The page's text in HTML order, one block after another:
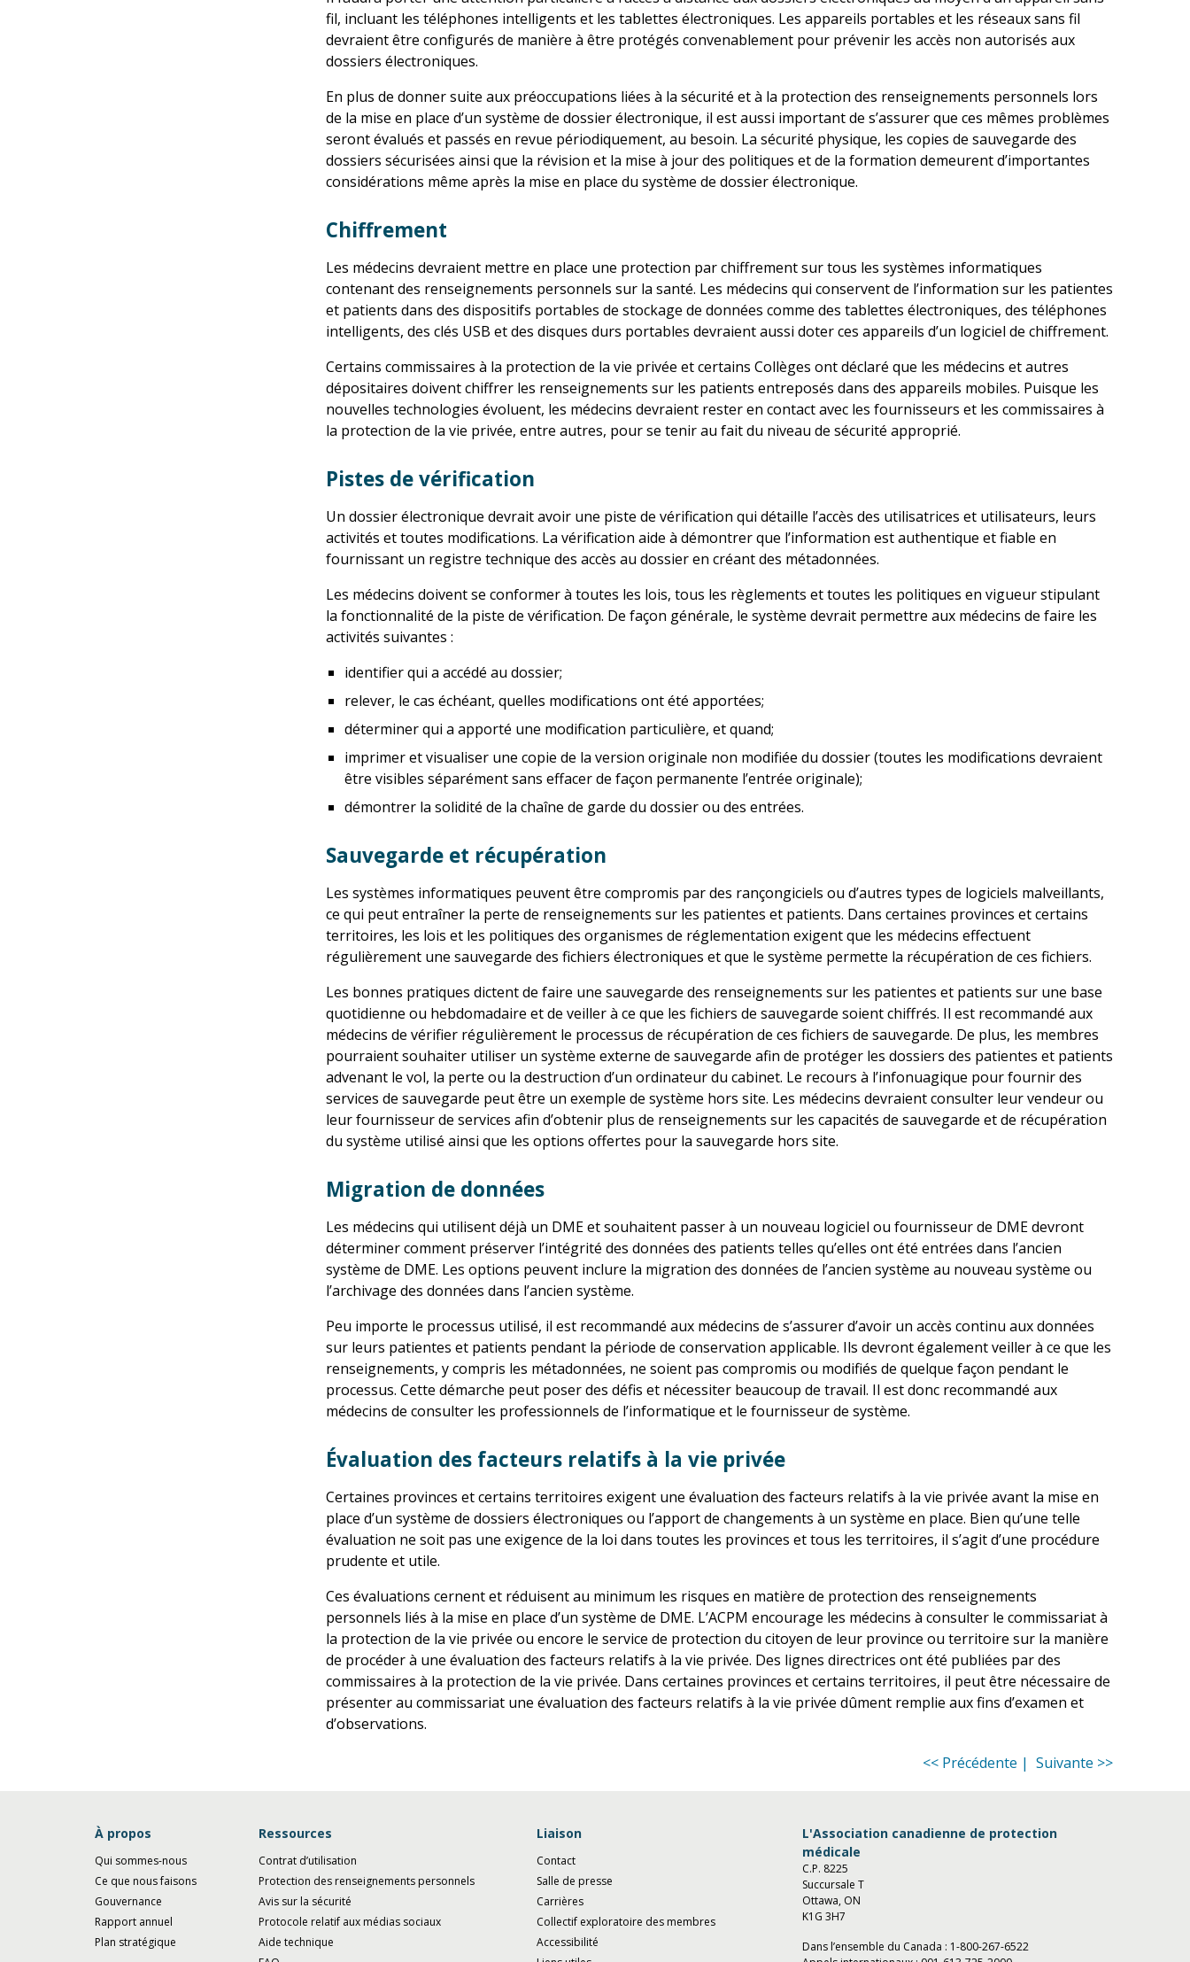
fil, incluant les téléphones intelligents et les tablettes électroniques. Les appareils portables et les réseaux sans fil
devraient être configurés de manière à être protégés convenablement pour prévenir les accès non autorisés aux
dossiers électroniques.
En plus de donner suite aux préoccupations liées à la sécurité et à la protection des renseignements personnels lors
de la mise en place d’un système de dossier électronique, il est aussi important de s’assurer que ces mêmes problèmes
seront évalués et passés en revue périodiquement, au besoin. La sécurité physique, les copies de sauvegarde des
dossiers sécurisées ainsi que la révision et la mise à jour des politiques et de la formation demeurent d’importantes
considérations même après la mise en place du système de dossier électronique.
Chiffrement
Les médecins devraient mettre en place une protection par chiffrement sur tous les systèmes informatiques
contenant des renseignements personnels sur la santé. Les médecins qui conservent de l’information sur les patientes
et patients dans des dispositifs portables de stockage de données comme des tablettes électroniques, des téléphones
intelligents, des clés USB et des disques durs portables devraient aussi doter ces appareils d’un logiciel de chiffrement.
Certains commissaires à la protection de la vie privée et certains Collèges ont déclaré que les médecins et autres
dépositaires doivent chiffrer les renseignements sur les patients entreposés dans des appareils mobiles. Puisque les
nouvelles technologies évoluent, les médecins devraient rester en contact avec les fournisseurs et les commissaires à
la protection de la vie privée, entre autres, pour se tenir au fait du niveau de sécurité approprié.
Pistes de vérification
Un dossier électronique devrait avoir une piste de vérification qui détaille l’accès des utilisatrices et utilisateurs, leurs
activités et toutes modifications. La vérification aide à démontrer que l’information est authentique et fiable en
fournissant un registre technique des accès au dossier en créant des métadonnées.
Les médecins doivent se conformer à toutes les lois, tous les règlements et toutes les politiques en vigueur stipulant
la fonctionnalité de la piste de vérification. De façon générale, le système devrait permettre aux médecins de faire les
activités suivantes :
identifier qui a accédé au dossier;
relever, le cas échéant, quelles modifications ont été apportées;
déterminer qui a apporté une modification particulière, et quand;
imprimer et visualiser une copie de la version originale non modifiée du dossier (toutes les modifications devraient
être visibles séparément sans effacer de façon permanente l’entrée originale);
démontrer la solidité de la chaîne de garde du dossier ou des entrées.
Sauvegarde et récupération
Les systèmes informatiques peuvent être compromis par des rançongiciels ou d’autres types de logiciels malveillants,
ce qui peut entraîner la perte de renseignements sur les patientes et patients. Dans certaines provinces et certains
territoires, les lois et les politiques des organismes de réglementation exigent que les médecins effectuent
régulièrement une sauvegarde des fichiers électroniques et que le système permette la récupération de ces fichiers.
Les bonnes pratiques dictent de faire une sauvegarde des renseignements sur les patientes et patients sur une base
quotidienne ou hebdomadaire et de veiller à ce que les fichiers de sauvegarde soient chiffrés. Il est recommandé aux
médecins de vérifier régulièrement le processus de récupération de ces fichiers de sauvegarde. De plus, les membres
pourraient souhaiter utiliser un système externe de sauvegarde afin de protéger les dossiers des patientes et patients
advenant le vol, la perte ou la destruction d’un ordinateur du cabinet. Le recours à l’infonuagique pour fournir des
services de sauvegarde peut être un exemple de système hors site. Les médecins devraient consulter leur vendeur ou
leur fournisseur de services afin d’obtenir plus de renseignements sur les capacités de sauvegarde et de récupération
du système utilisé ainsi que les options offertes pour la sauvegarde hors site.
Migration de données
Les médecins qui utilisent déjà un DME et souhaitent passer à un nouveau logiciel ou fournisseur de DME devront
déterminer comment préserver l’intégrité des données des patients telles qu’elles ont été entrées dans l’ancien
système de DME. Les options peuvent inclure la migration des données de l’ancien système au nouveau système ou
l’archivage des données dans l’ancien système.
Peu importe le processus utilisé, il est recommandé aux médecins de s’assurer d’avoir un accès continu aux données
sur leurs patientes et patients pendant la période de conservation applicable. Ils devront également veiller à ce que les
renseignements, y compris les métadonnées, ne soient pas compromis ou modifiés de quelque façon pendant le
processus. Cette démarche peut poser des défis et nécessiter beaucoup de travail. Il est donc recommandé aux
médecins de consulter les professionnels de l’informatique et le fournisseur de système.
Évaluation des facteurs relatifs à la vie privée
Certaines provinces et certains territoires exigent une évaluation des facteurs relatifs à la vie privée avant la mise en
place d’un système de dossiers électroniques ou l’apport de changements à un système en place. Bien qu’une telle
évaluation ne soit pas une exigence de la loi dans toutes les provinces et tous les territoires, il s’agit d’une procédure
prudente et utile.
Ces évaluations cernent et réduisent au minimum les risques en matière de protection des renseignements
personnels liés à la mise en place d’un système de DME. L’ACPM encourage les médecins à consulter le commissariat à
la protection de la vie privée ou encore le service de protection du citoyen de leur province ou territoire sur la manière
de procéder à une évaluation des facteurs relatifs à la vie privée. Des lignes directrices ont été publiées par des
commissaires à la protection de la vie privée. Dans certaines provinces et certains territoires, il peut être nécessaire de
présenter au commissariat une évaluation des facteurs relatifs à la vie privée dûment remplie aux fins d’examen et
d’observations.
<< Précédente | Suivante >>
À propos
Qui sommes-nous
Ce que nous faisons
Gouvernance
Rapport annuel
Plan stratégique
Ressources
Contrat d’utilisation
Protection des renseignements personnels
Avis sur la sécurité
Protocole relatif aux médias sociaux
Aide technique
Liaison
Contact
Salle de presse
Carrières
Collectif exploratoire des membres
Accessibilité
L'Association canadienne de protection
médicale
C.P. 8225
Succursale T
Ottawa, ON
K1G 3H7
Dans l’ensemble du Canada : 1-800-267-6522